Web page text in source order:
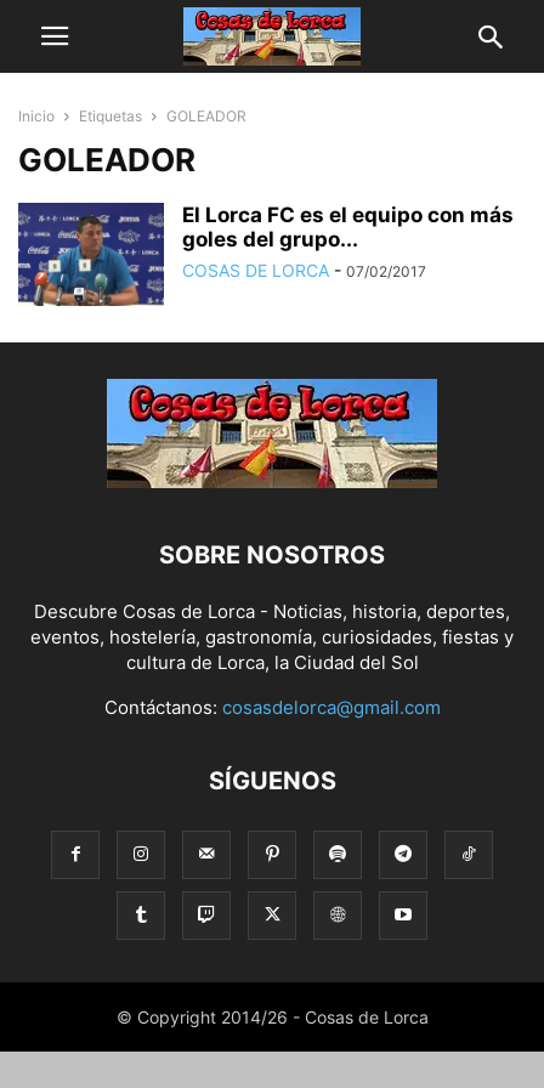
Inicio Etiquetas GOLEADOR
GOLEADOR
El Lorca FC es el equipo con más
goles del grupo...
COSAS DE LORCA - 07/02/2017
SOBRE NOSOTROS
Descubre Cosas de Lorca - Noticias, historia, deportes,
eventos, hostelería, gastronomía, curiosidades, fiestas y
cultura de Lorca, la Ciudad del Sol
Contáctanos: cosasdelorca@gmail.com
SÍGUENOS
© Copyright 2014/26 - Cosas de Lorca